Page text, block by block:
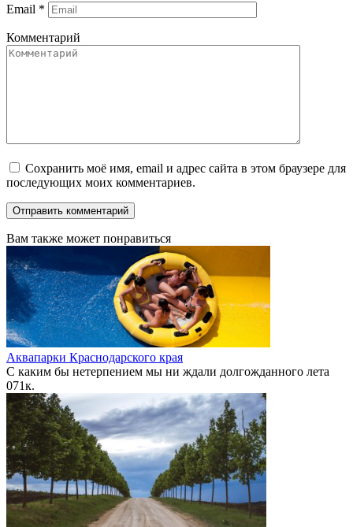
Email *
Комментарий
Сохранить моё имя, email и адрес сайта в этом браузере для
последующих моих комментариев.
Вам также может понравиться
Аквапарки Краснодарского края
С каким бы нетерпением мы ни ждали долгожданного лета
071к.